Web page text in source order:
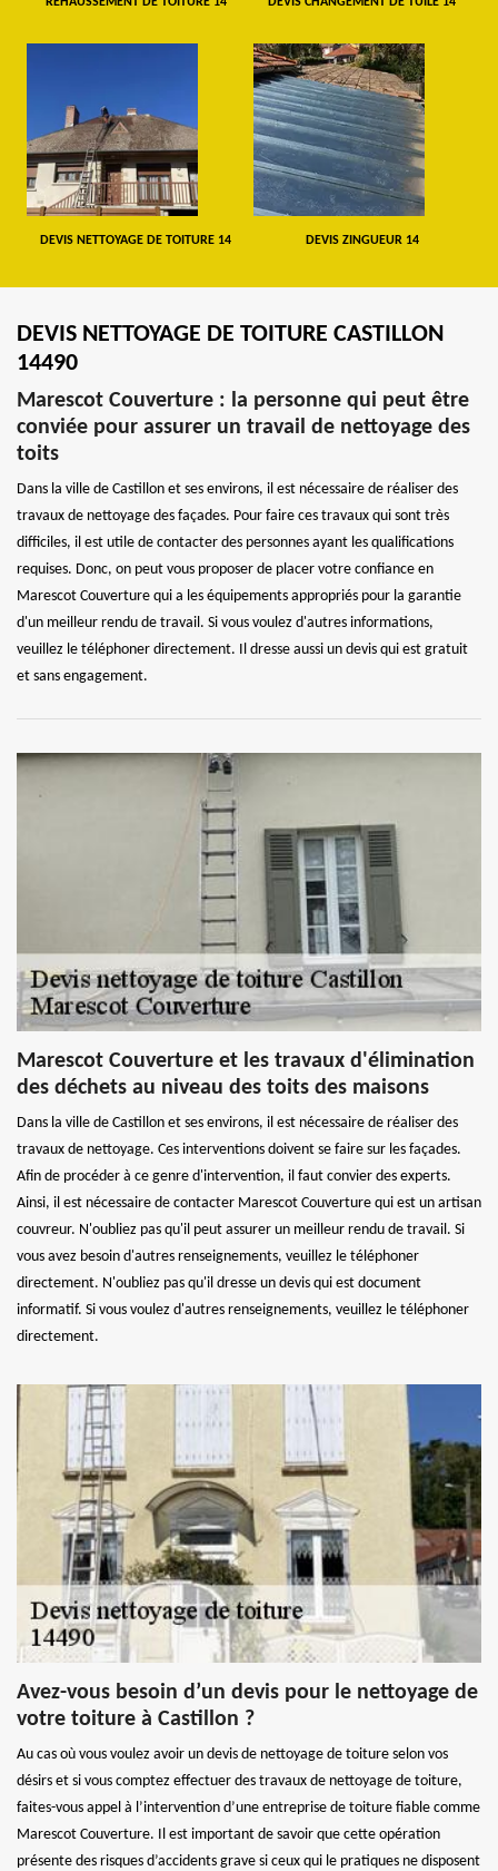
DEVIS NETTOYAGE DE TOITURE 14 DEVIS ZINGUEUR 14
DEVIS NETTOYAGE DE TOITURE CASTILLON
14490
Marescot Couverture : la personne qui peut être
conviée pour assurer un travail de nettoyage des
toits
Dans la ville de Castillon et ses environs, il est nécessaire de réaliser des
travaux de nettoyage des façades. Pour faire ces travaux qui sont très
difficiles, il est utile de contacter des personnes ayant les qualifications
requises. Donc, on peut vous proposer de placer votre confiance en
Marescot Couverture qui a les équipements appropriés pour la garantie
d'un meilleur rendu de travail. Si vous voulez d'autres informations,
veuillez le téléphoner directement. Il dresse aussi un devis qui est gratuit
et sans engagement.
Marescot Couverture et les travaux d'élimination
des déchets au niveau des toits des maisons
Dans la ville de Castillon et ses environs, il est nécessaire de réaliser des
travaux de nettoyage. Ces interventions doivent se faire sur les façades.
Afin de procéder à ce genre d'intervention, il faut convier des experts.
Ainsi, il est nécessaire de contacter Marescot Couverture qui est un artisan
couvreur. N'oubliez pas qu'il peut assurer un meilleur rendu de travail. Si
vous avez besoin d'autres renseignements, veuillez le téléphoner
directement. N'oubliez pas qu'il dresse un devis qui est document
informatif. Si vous voulez d'autres renseignements, veuillez le téléphoner
directement.
Avez-vous besoin d’un devis pour le nettoyage de
votre toiture à Castillon ?
Au cas où vous voulez avoir un devis de nettoyage de toiture selon vos
désirs et si vous comptez effectuer des travaux de nettoyage de toiture,
faites-vous appel à l’intervention d’une entreprise de toiture fiable comme
Marescot Couverture. Il est important de savoir que cette opération
présente des risques d’accidents grave si ceux qui le pratiques ne disposent